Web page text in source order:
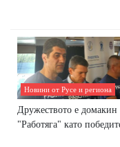
Новини от Русе и региона
Дружеството е домакин
"Работяга" като